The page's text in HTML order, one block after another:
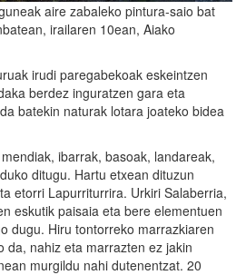
aire zabaleko pintura-saio bat
irailaren 10ean, Aiako
irudi paregabekoak eskeintzen
berdez inguratzen gara eta
batekin naturak lotara joateko bidea
ibarrak, basoak, landareak,
ditugu. Hartu etxean dituzun
etorri Lapurriturrira. Urkiri Salaberria,
eskutik paisaia eta bere elementuen
dugu. Hiru tontorreko marrazkiaren
da, nahiz eta marrazten ez jakin
murgildu nahi dutenentzat. 20